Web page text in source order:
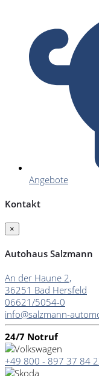
Angebote
Kontakt
×
Autohaus Salzmann
An der Haune 2,
36251 Bad Hersfeld
06621/5054-0
info@salzmann-
24/7 Notruf
+49 800 - 897 37 84